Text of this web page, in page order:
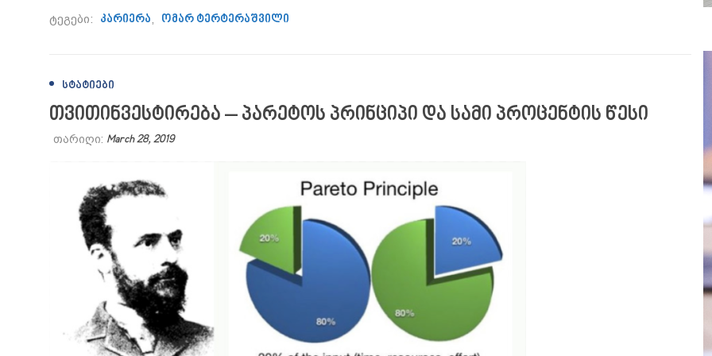
ტეგები: კარიერა, ომარ ტერტერაშვილი
ᲡᲢᲐᲢᲘᲔᲑᲘ
თვითინვესტირება – პარეტოს პრინციპი და სამი პროცენტის წესი
თარიღი: March 28, 2019